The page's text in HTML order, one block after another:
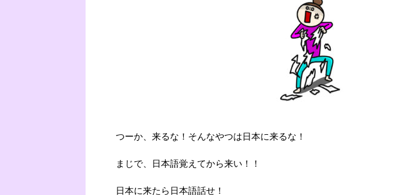
つーか、来るな！そんなやつは日本に来るな！
まじで、日本語覚えてから来い！！
日本に来たら日本語話せ！